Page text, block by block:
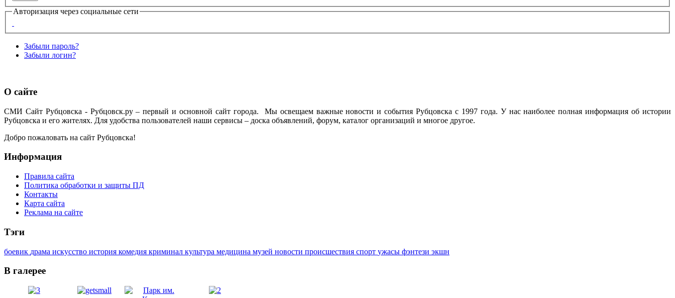
Авторизация через социальные сети
Забыли пароль?
Забыли логин?
О сайте
СМИ Сайт Рубцовска - Рубцовск.ру – первый и основной сайт города. Мы освещаем важные новости и события Рубцовска с 1997 года. У нас наиболее полная информация об истории
Рубцовска и его жителях. Для удобства пользователей наши сервисы – доска объявлений, форум, каталог организаций и многое другое.
Добро пожаловать на сайт Рубцовска!
Информация
Правила сайта
Политика обработки и защиты ПД
Контакты
Карта сайта
Реклама на сайте
Тэги
боевик драма искусство история комедия криминал культура медицина музей новости происшествия спорт ужасы фэнтези экшн
В галерее